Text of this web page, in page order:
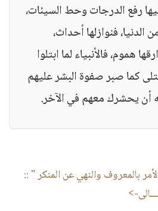
رفع الدرجات وحط السيئات،
فنوازلها أحداث،
هموم، فالأنبياء لما ابتلوا
كما صبر صفوة البشر عليهم
أن يحشرك معهم في الآخر.
بالمعروف والنهي عن المنكر " ::
>